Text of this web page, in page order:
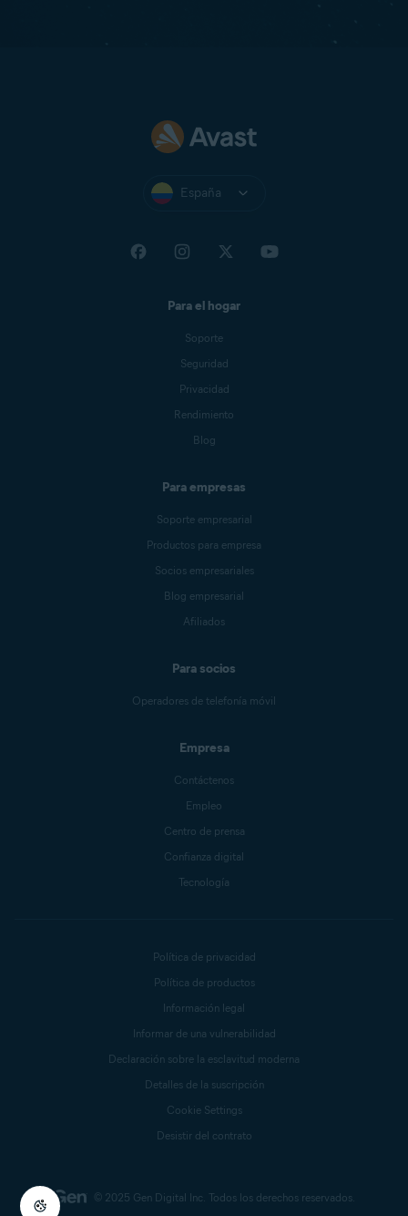
España
Para el hogar
Soporte
Seguridad
Privacidad
Rendimiento
Blog
Para empresas
Soporte empresarial
Productos para empresa
Socios empresariales
Blog empresarial
Afiliados
Para socios
Operadores de telefonía móvil
Empresa
Contáctenos
Empleo
Centro de prensa
Confianza digital
Tecnología
© 2025 Gen Digital Inc. Todos los derechos reservados.
Política de privacidad
Política de productos
Información legal
Informar de una vulnerabilidad
Declaración sobre la esclavitud moderna
Detalles de la suscripción
Cookie Settings
Desistir del contrato